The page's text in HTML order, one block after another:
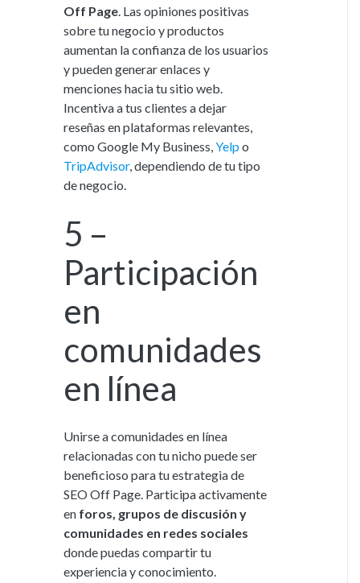
Off Page . Las opiniones positivas
sobre tu negocio y productos
aumentan la confianza de los usuarios
y pueden generar enlaces y
menciones hacia tu sitio web.
Incentiva a tus clientes a dejar
reseñas en plataformas relevantes,
como Google My Business, Yelpo
TripAdvisor, dependiendo de tu tipo
de negocio.
5 –
Participación
en
comunidades
en línea
Unirse a comunidades en línea
relacionadas con tu nicho puede ser
beneficioso para tu estrategia de
SEO Off Page. Participa activamente
en foros, grupos de discusión y
comunidades en redes sociales
donde puedas compartir tu
experiencia y conocimiento.